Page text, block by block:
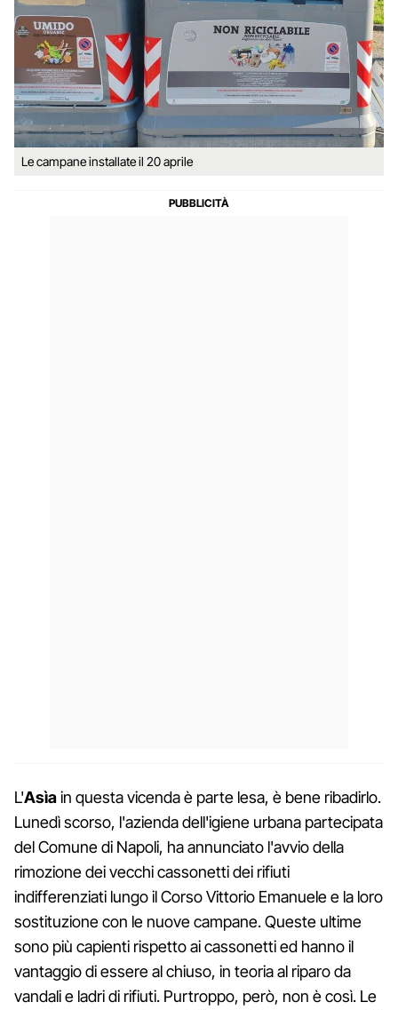
Le campane installate il 20 aprile
L'Asìain questa vicenda è parte lesa, è bene ribadirlo.
Lunedì scorso, l'azienda dell'igiene urbana partecipata
del Comune di Napoli, ha annunciato l'avvio della
rimozione dei vecchi cassonetti dei rifiuti
indifferenziati lungo il Corso Vittorio Emanuele e la loro
sostituzione con le nuove campane. Queste ultime
sono più capienti rispetto ai cassonetti ed hanno il
vantaggio di essere al chiuso, in teoria al riparo da
vandali e ladri di rifiuti. Purtroppo, però, non è così. Le